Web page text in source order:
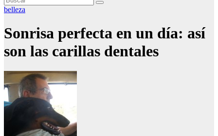
belleza
Sonrisa perfecta en un día: así
son las carillas dentales